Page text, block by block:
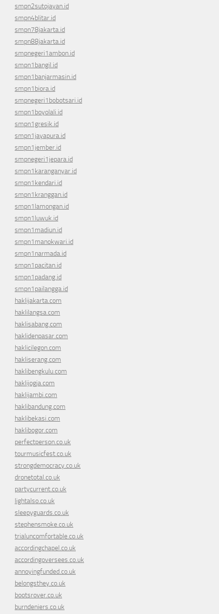
smpn2sutojayan.id
smpn4blitar.id
smpn78jakarta.id
smpn88jakarta.id
smpnegeri1ambon.id
smpn1bangil.id
smpn1banjarmasin.id
smpn1biora.id
smpnegeri1bobotsari.id
smpn1boyolali.id
smpn1gresik.id
smpn1jayapura.id
smpn1jember.id
smpnegeri1jepara.id
smpn1karanganyar.id
smpn1kendari.id
smpn1kranggan.id
smpn1lamongan.id
smpn1luwuk.id
smpn1madiun.id
smpn1manokwari.id
smpn1narmada.id
smpn1pacitan.id
smpn1padang.id
smpn1pailangga.id
haklijakarta.com
haklilangsa.com
haklisabang.com
haklidenpasar.com
haklicilegon.com
hakliserang.com
haklibengkulu.com
haklijogja.com
haklijambi.com
haklibandung.com
haklibekasi.com
haklibogor.com
perfectperson.co.uk
tourmusicfest.co.uk
strongdemocracy.co.uk
dronetotal.co.uk
partycurrent.co.uk
lightalso.co.uk
sleepyguards.co.uk
stephensmoke.co.uk
trialuncomfortable.co.uk
accordingchapel.co.uk
accordingoversees.co.uk
annoyingfunded.co.uk
belongsthey.co.uk
bootsrover.co.uk
burndeniers.co.uk